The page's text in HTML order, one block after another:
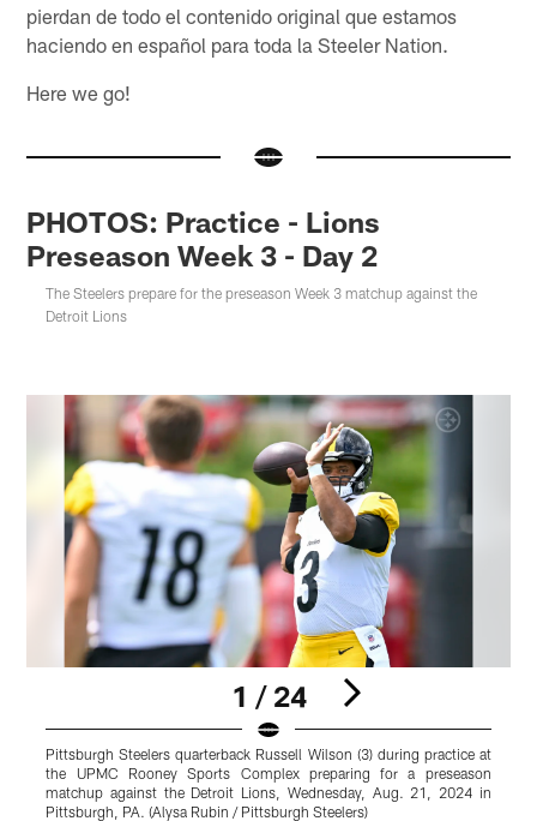
pierdan de todo el contenido original que estamos
haciendo en español para toda la Steeler Nation.
Here we go!
PHOTOS: Practice - Lions
Preseason Week 3 - Day 2
The Steelers prepare for the preseason Week 3 matchup against the
Detroit Lions
1 / 24
Pittsburgh Steelers quarterback Russell Wilson (3) during practice at
the UPMC Rooney Sports Complex preparing for a preseason
matchup against the Detroit Lions, Wednesday, Aug. 21, 2024 in
Pittsburgh, PA. (Alysa Rubin / Pittsburgh Steelers)